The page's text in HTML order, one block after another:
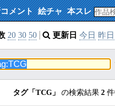
メント 絵チャ 本スレ
20 30 50 更新日 今日 昨日
タグ「TCG」 の検索結果2